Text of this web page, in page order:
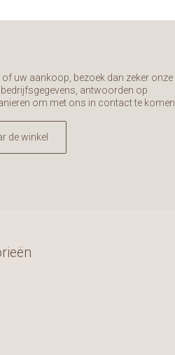
uw aankoop, bezoek dan zeker onze
antwoorden op
om met ons in contact te komen.
de winkel